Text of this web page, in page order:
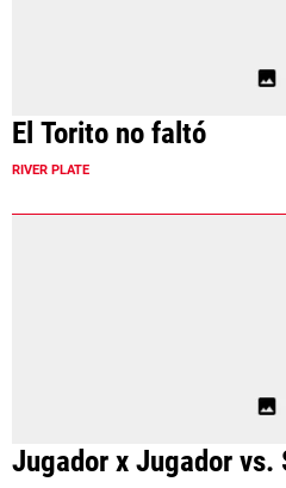
El Torito no faltó
RIVER PLATE
Jugador x Jugador